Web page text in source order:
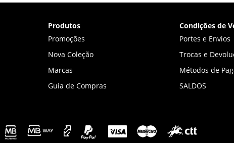
Produtos
Promoções
Nova Coleção
Marcas
Guia de Compras
Condições de
Portes e Envios
Trocas e
Métodos de
SALDOS